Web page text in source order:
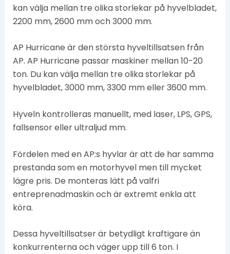
kan välja mellan tre olika storlekar på hyvelbladet,
2200 mm, 2600 mm och 3000 mm.
AP Hurricane är den största hyveltillsatsen från
AP. AP Hurricane passar maskiner mellan 10-20
ton. Du kan välja mellan tre olika storlekar på
hyvelbladet, 3000 mm, 3300 mm eller 3600 mm.
Hyveln kontrolleras manuellt, med laser, LPS, GPS,
fallsensor eller ultraljud mm.
Fördelen med en AP:s hyvlar är att de har samma
prestanda som en motorhyvel men till mycket
lägre pris. De monteras lätt på valfri
entreprenadmaskin och är extremt enkla att
köra.
Dessa hyveltillsatser är betydligt kraftigare än
konkurrenterna och väger upp till 6 ton. I